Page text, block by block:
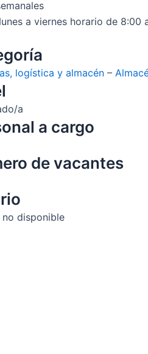
a viernes horario de 8:00
logística y almacén –
a
a cargo
de vacantes
no disponible